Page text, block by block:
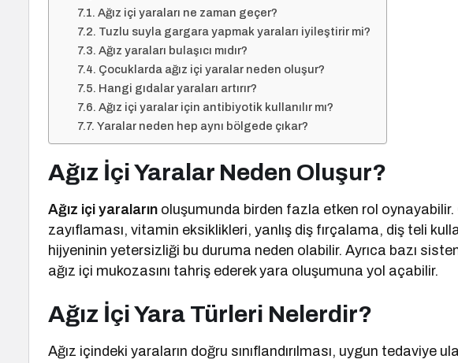
Ağız içi yaraları ne zaman geçer?
Tuzlu suyla gargara yapmak yaraları iyileştirir mi?
Ağız yaraları bulaşıcı mıdır?
Çocuklarda ağız içi yaralar neden oluşur?
Hangi gıdalar yaraları artırır?
Ağız içi yaralar için antibiyotik kullanılır mı?
Yaralar neden hep aynı bölgede çıkar?
Ağız İçi Yaralar Neden Oluşur?
Ağız içi yaraların oluşumunda birden fazla etken rol oynayabilir.
zayıflaması, vitamin eksiklikleri, yanlış diş fırçalama, diş teli
hijyeninin yetersizliği bu duruma neden olabilir. Ayrıca bazı
ağız içi mukozasını tahriş ederek yara oluşumuna yol açabilir.
Ağız İçi Yara Türleri Nelerdir?
Ağız içindeki yaraların doğru sınıflandırılması, uygun tedaviye